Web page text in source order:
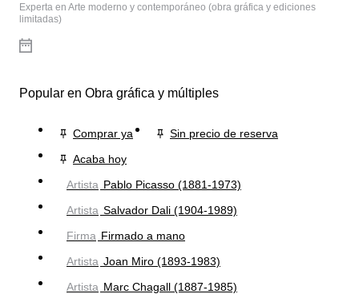
Experta en Arte moderno y contemporáneo (obra gráfica y ediciones
limitadas)
Popular en Obra gráfica y múltiples
Comprar ya
Sin precio de reserva
Acaba hoy
Artista Pablo Picasso (1881-1973)
Artista Salvador Dali (1904-1989)
Firma Firmado a mano
Artista Joan Miro (1893-1983)
Artista Marc Chagall (1887-1985)